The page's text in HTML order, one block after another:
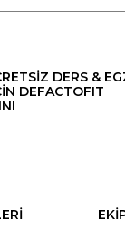
DERS &
DEFACTOFIT